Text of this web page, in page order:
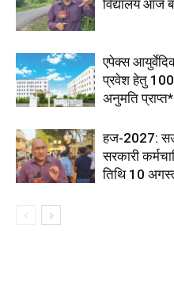
विद्यालय आज
एपेक्स
प्रवेश हेतु
अनुमति प्राप्त*
हज-2027:
सरकारी
तिथि 10